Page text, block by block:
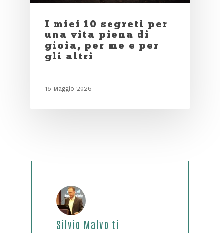
I miei 10 segreti per
una vita piena di
gioia, per me e per
gli altri
15 Maggio 2026
Silvio Malvolti